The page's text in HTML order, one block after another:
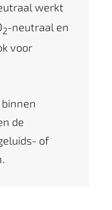
werkt
2-neutraal en
voor
de
of